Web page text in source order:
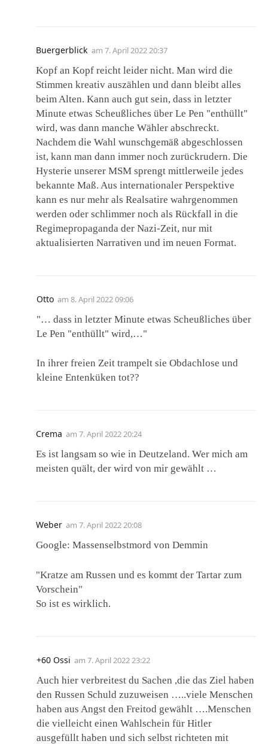
Buergerblick am 7. April 2022 20:37
Kopf an Kopf reicht leider nicht. Man wird die
Stimmen kreativ auszählen und dann bleibt alles
beim Alten. Kann auch gut sein, dass in letzter
Minute etwas Scheußliches über Le Pen "enthüllt"
wird, was dann manche Wähler abschreckt.
Nachdem die Wahl wunschgemäß abgeschlossen
ist, kann man dann immer noch zurückrudern. Die
Hysterie unserer MSM sprengt mittlerweile jedes
bekannte Maß. Aus internationaler Perspektive
kann es nur mehr als Realsatire wahrgenommen
werden oder schlimmer noch als Rückfall in die
Regimepropaganda der Nazi-Zeit, nur mit
aktualisierten Narrativen und im neuen Format.
Otto am 8. April 2022 09:06
"… dass in letzter Minute etwas Scheußliches über
Le Pen "enthüllt" wird,…"
In ihrer freien Zeit trampelt sie Obdachlose und
kleine Entenküken tot??
Crema am 7. April 2022 20:24
Es ist langsam so wie in Deutzeland. Wer mich am
meisten quält, der wird von mir gewählt …
Weber am 7. April 2022 20:08
Google: Massenselbstmord von Demmin
"Kratze am Russen und es kommt der Tartar zum
Vorschein"
So ist es wirklich.
+60 Ossi am 7. April 2022 23:22
Auch hier verbreitest du Sachen ,die das Ziel haben
den Russen Schuld zuzuweisen …..viele Menschen
haben aus Angst den Freitod gewählt ….Menschen
die vielleicht einen Wahlschein für Hitler
ausgefüllt haben und sich selbst richteten mit